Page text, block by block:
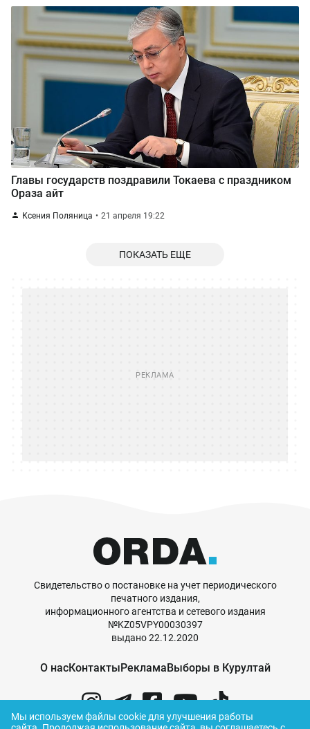
Главы государств поздравили Токаева с праздником
Ораза айт
Ксения Поляница 21 апреля 19:22
ПОКАЗАТЬ ЕЩЕ
Свидетельство о постановке на учет периодического
печатного издания,
информационного агентства и сетевого издания
№KZ05VPY00030397
выдано 22.12.2020
О насКонтактыРекламаВыборы в Курултай
Мы используем файлы cookie для улучшения работы